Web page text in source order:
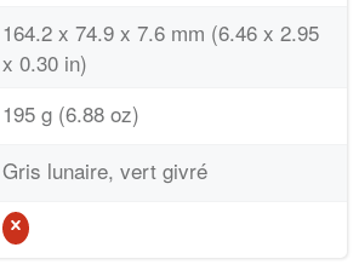
164.2 x 74.9 x 7.6 mm (6.46 x 2.95
x 0.30 in)
195 g (6.88 oz)
Gris lunaire, vert givré